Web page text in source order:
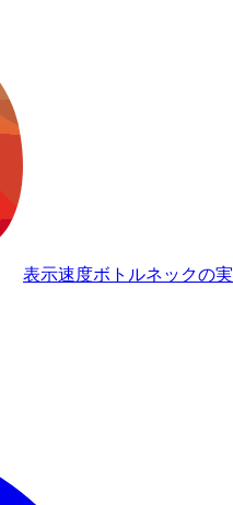
表示速度ボトルネックの実